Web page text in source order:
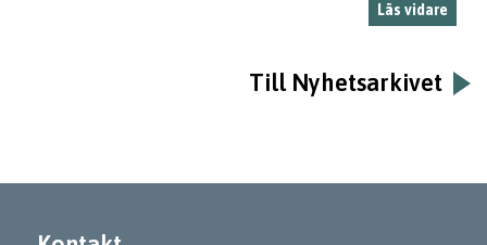
Läs vidare
Till Nyhetsarkivet